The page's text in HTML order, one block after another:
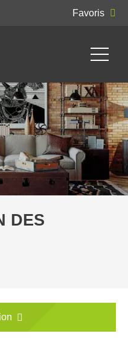
Favoris
DES